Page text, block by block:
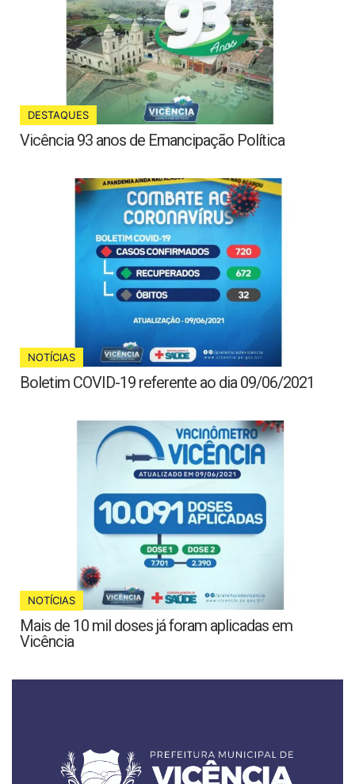
DESTAQUES
Vicência 93 anos de Emancipação Política
NOTÍCIAS
Boletim COVID-19 referente ao dia 09/06/2021
NOTÍCIAS
Mais de 10 mil doses já foram aplicadas em
Vicência